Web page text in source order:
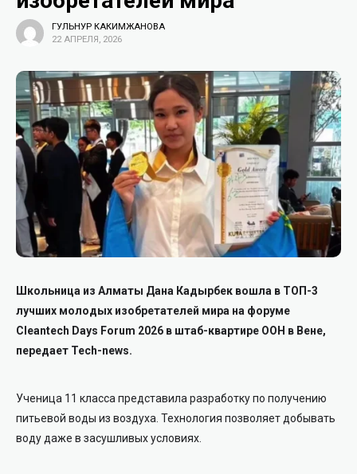
ГУЛЬНУР КАКИМЖАНОВА
22 АПРЕЛЯ, 2026
Школьница из Алматы Дана Кадырбек вошла в ТОП-3
лучших молодых изобретателей мира на форуме
Cleantech Days Forum 2026 в штаб-квартире ООН в Вене,
передает Tech-news.
Ученица 11 класса представила разработку по получению
питьевой воды из воздуха. Технология позволяет добывать
воду даже в засушливых условиях.